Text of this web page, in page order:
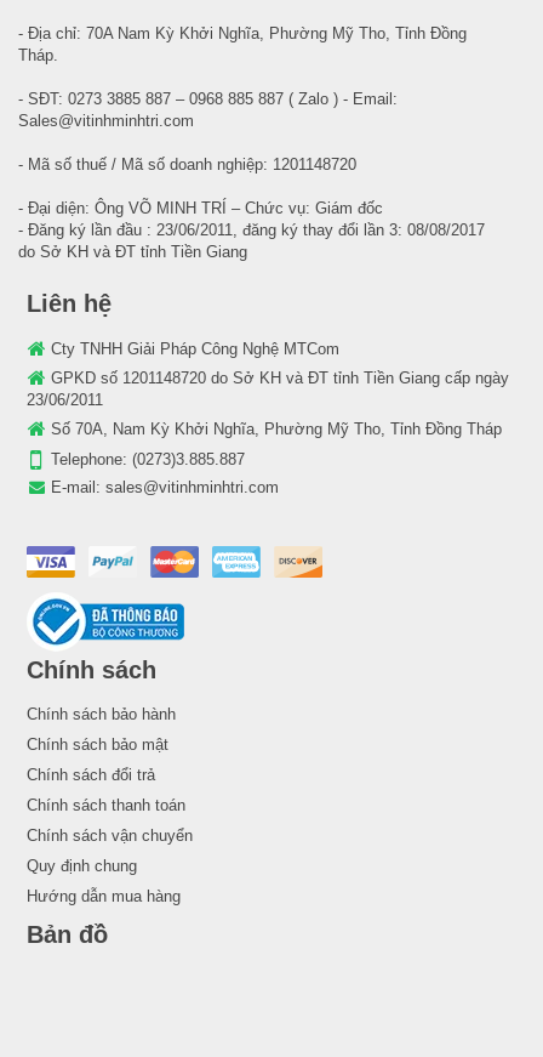
- Địa chỉ: 70A Nam Kỳ Khởi Nghĩa, Phường Mỹ Tho, Tỉnh Đồng
Tháp.
- SĐT: 0273 3885 887 – 0968 885 887 ( Zalo ) - Email:
Sales@vitinhminhtri.com
- Mã số thuế / Mã số doanh nghiệp: 1201148720
- Đại diện: Ông VÕ MINH TRÍ – Chức vụ: Giám đốc
- Đăng ký lần đầu : 23/06/2011, đăng ký thay đổi lần 3: 08/08/2017
do Sở KH và ĐT tỉnh Tiền Giang
Liên hệ
Cty TNHH Giải Pháp Công Nghệ MTCom
GPKD số 1201148720 do Sở KH và ĐT tỉnh Tiền Giang cấp ngày
23/06/2011
Số 70A, Nam Kỳ Khởi Nghĩa, Phường Mỹ Tho, Tỉnh Đồng Tháp
Telephone: (0273)3.885.887
E-mail: sales@vitinhminhtri.com
Chính sách
Chính sách bảo hành
Chính sách bảo mật
Chính sách đổi trả
Chính sách thanh toán
Chính sách vận chuyển
Quy định chung
Hướng dẫn mua hàng
Bản đồ